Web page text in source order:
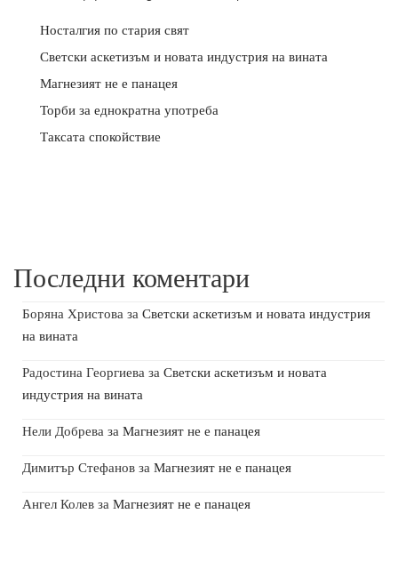
Носталгия по стария свят
Светски аскетизъм и новата индустрия на вината
Магнезият не е панацея
Торби за еднократна употреба
Таксата спокойствие
Последни коментари
Боряна Христова за Светски аскетизъм и новата индустрия
на вината
Радостина Георгиева за Светски аскетизъм и новата
индустрия на вината
Нели Добрева за Магнезият не е панацея
Димитър Стефанов за Магнезият не е панацея
Ангел Колев за Магнезият не е панацея